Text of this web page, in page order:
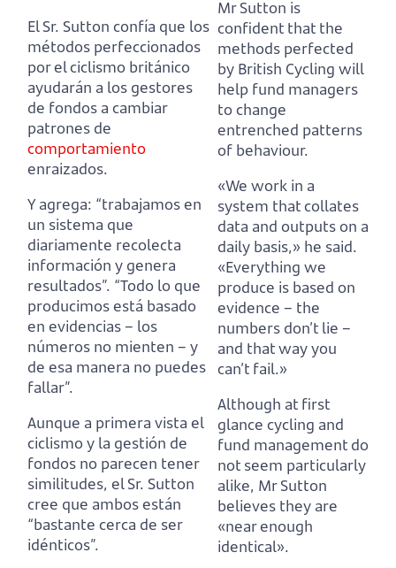
El Sr. Sutton confía que los
métodos perfeccionados
por el ciclismo británico
ayudarán a los gestores
de fondos a cambiar
patrones de
comportamiento
enraizados.
Y agrega: “trabajamos en
un sistema que
diariamente recolecta
información y genera
resultados”. “Todo lo que
producimos está basado
en evidencias – los
números no mienten – y
de esa manera no puedes
fallar”.
Aunque a primera vista el
ciclismo y la gestión de
fondos no parecen tener
similitudes, el Sr. Sutton
cree que ambos están
“bastante cerca de ser
idénticos”.
Mr Sutton is
confident that the
methods perfected
by British Cycling will
help fund managers
to change
entrenched patterns
of behaviour.
«We work in a
system that collates
data and outputs on a
daily basis,» he said.
«Everything we
produce is based on
evidence – the
numbers don’t lie –
and that way you
can’t fail.»
Although at first
glance cycling and
fund management do
not seem particularly
alike, Mr Sutton
believes they are
«near enough
identical».